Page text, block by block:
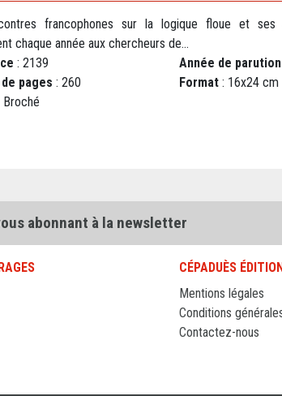
francophones sur la logique floue et ses
chaque année aux chercheurs de...
: 2139 Année de parution
pages : 260 Format : 16x24 cm
Broché
abonnant à la newsletter
CÉPADUÈS
Mentions légales
Conditions
Contactez-nous